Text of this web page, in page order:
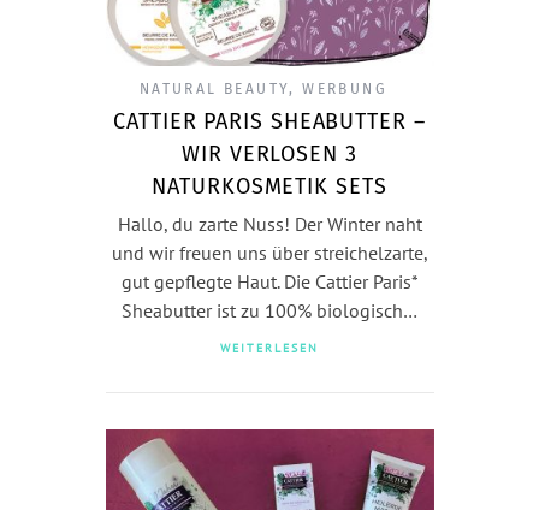
NATURAL BEAUTY,WERBUNG
CATTIER PARIS SHEABUTTER –
WIR VERLOSEN 3
NATURKOSMETIK SETS
Hallo, du zarte Nuss! Der Winter naht
und wir freuen uns über streichelzarte,
gut gepflegte Haut. Die Cattier Paris*
Sheabutter ist zu 100% biologisch…
WEITERLESEN